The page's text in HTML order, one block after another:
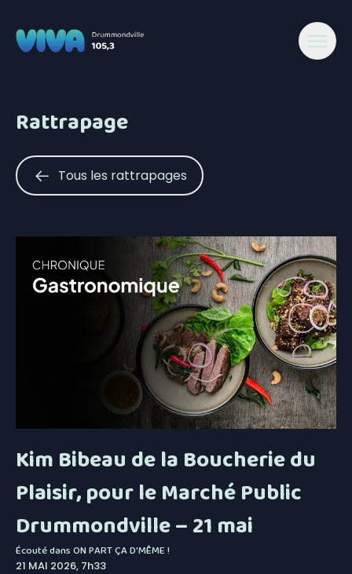
Rattrapage
Tous les rattrapages
Kim Bibeau de la Boucherie du
Plaisir, pour le Marché Public
Drummondville – 21 mai
Écouté dansON PART ÇA D'MÊME !
21 MAI 2026, 7h33